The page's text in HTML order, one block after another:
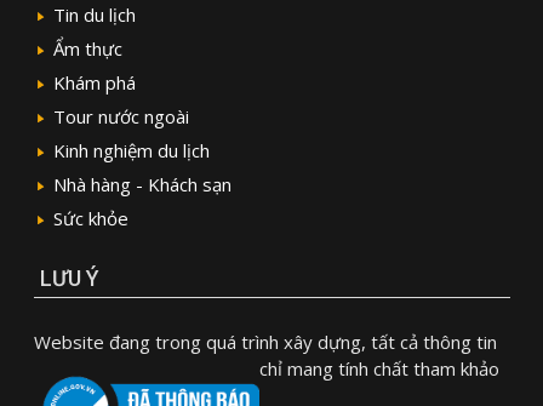
Tin du lịch
Ẩm thực
Khám phá
Tour nước ngoài
Kinh nghiệm du lịch
Nhà hàng - Khách sạn
Sức khỏe
LƯU Ý
Website đang trong quá trình xây dựng, tất cả thông tin
chỉ mang tính chất tham khảo